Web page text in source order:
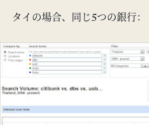
タイの場合、同じ5つの銀行：